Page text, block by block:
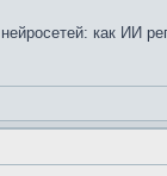
как ИИ